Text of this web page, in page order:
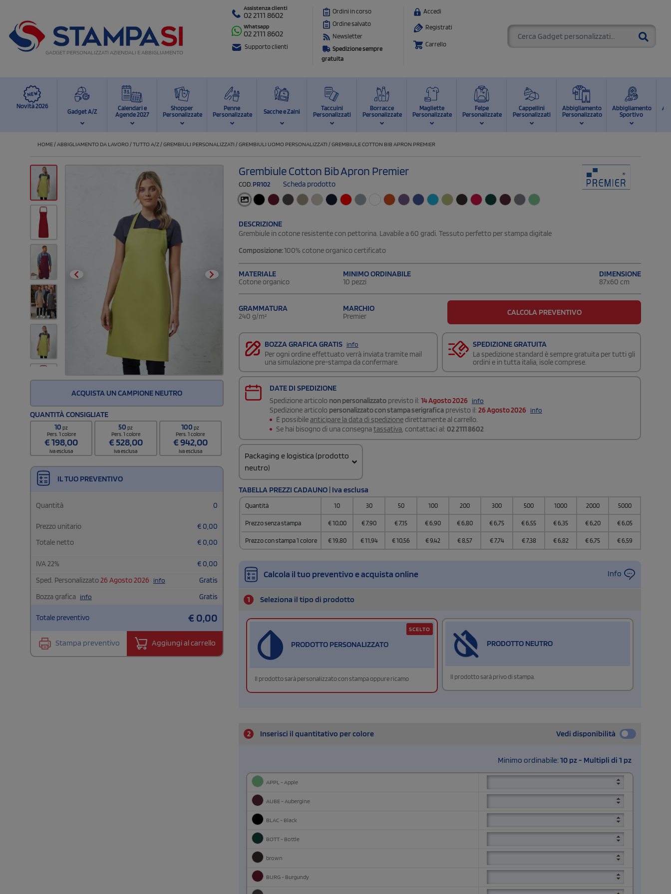
GADGET PERSONALIZZATI AZIENDALI E ABBIGLIAMENTO
Assistenza clienti
02 2111 8602
Whatsapp
02 2111 8602
Supporto clienti
Ordini in corso
Ordine salvato
Newsletter
Spedizione sempre
gratuita
Accedi
Registrati
Carrello
Novità 2026
Gadget A/Z
Calendari e
Agende 2027
Shopper
Personalizzate
Penne
Personalizzate
Sacche e Zaini
Taccuini
Personalizzati
Borracce
Personalizzate
Magliette
Personalizzate
Felpe
Personalizzate
Cappellini
Personalizzati
Abbigliamento
Personalizzato
Abbigliamento
Sportivo
HOME /ABBIGLIAMENTO DA LAVORO /TUTTO A/Z /GREMBIULI PERSONALIZZATI /GREMBIULI UOMO PERSONALIZZATI /GREMBIULE COTTON BIB APRON PREMIER
ACQUISTA UN CAMPIONE NEUTRO
QUANTITÀ CONSIGLIATE
10pz
Pers. 1 colore
€198,00
iva esclusa
50pz
Pers. 1 colore
€528,00
iva esclusa
100pz
Pers. 1 colore
€942,00
iva esclusa
IL TUO PREVENTIVO
Quantità 0
Prezzo unitario €0,00
Totale netto
€0,00
IVA22% €0,00
Sped. Personalizzato26 Agosto 2026 info
Gratis
Bozza grafica info Gratis
Totale preventivo €0,00
Stampa preventivo Aggiungi al carrello
Grembiule Cotton Bib Apron Premier
COD. PR102 Scheda prodotto
DESCRIZIONE
Grembiule in cotone resistente con pettorina. Lavabile a 60 gradi. Tessuto perfetto per stampa digitale
Composizione:100% cotone organico certificato
MATERIALE
Cotone organico
MINIMO ORDINABILE
10 pezzi
DIMENSIONE
87x60 cm
GRAMMATURA
240 g/m²
MARCHIO
Premier CALCOLA PREVENTIVO
BOZZA GRAFICA GRATIS info
Per ogni ordine effettuato verrà inviata tramite mail
una simulazione pre-stampa da confermare.
SPEDIZIONE GRATUITA
La spedizione standard è sempre gratuita per tutti gli
ordini e in tutta italia, isole comprese.
DATE DI SPEDIZIONE
Spedizione articolo non personalizzato previsto il: 14 Agosto 2026 info
Spedizione articolo personalizzato con stampa serigrafica previsto il: 26 Agosto 2026 info
É possibileanticipare la data di spedizionedirettamente al carrello.
Se hai bisogno di una consegnatassativa , contattaci al: 02 2111 8602
Packaging e logistica (prodotto
neutro)
TABELLA PREZZI CADAUNO | Iva esclusa
Quantità 10 30 50 100 200 300 500 1000 2000 5000
Prezzo senza stampa €10,00 €7,90 €7,15 €6,90 €6,80 €6,75 €6,55 €6,35 €6,20 €6,05
Prezzo con stampa 1 colore €19,80 €11,94 €10,56 €9,42 €8,57 €7,74 €7,38 €6,82 €6,75 €6,59
Calcola il tuo preventivo e acquista online Info
1 Seleziona il tipo di prodotto
PRODOTTO PERSONALIZZATO
Il prodotto sarà personalizzato con stampa oppure ricamo
SCELTO
PRODOTTO NEUTRO
Il prodotto sarà privo di stampa.
2 Inserisci il quantitativo per colore Vedi disponibilità
Minimo ordinabile: 10 pz - Multipli di 1 pz
APPL - Apple
AUBE - Aubergine
BLAC - Black
BOTT - Bottle
brown
BURG - Burgundy